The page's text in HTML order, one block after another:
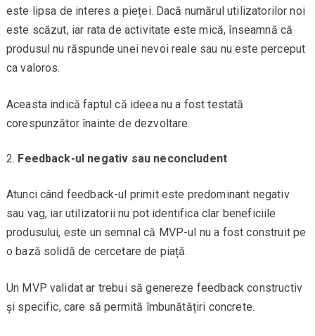
este lipsa de interes a pieței. Dacă numărul utilizatorilor noi
este scăzut, iar rata de activitate este mică, înseamnă că
produsul nu răspunde unei nevoi reale sau nu este perceput
ca valoros.
Aceasta indică faptul că ideea nu a fost testată
corespunzător înainte de dezvoltare.
Feedback-ul negativ sau neconcludent
Atunci când feedback-ul primit este predominant negativ
sau vag, iar utilizatorii nu pot identifica clar beneficiile
produsului, este un semnal că MVP-ul nu a fost construit pe
o bază solidă de cercetare de piață.
Un MVP validat ar trebui să genereze feedback constructiv
și specific, care să permită îmbunătățiri concrete.